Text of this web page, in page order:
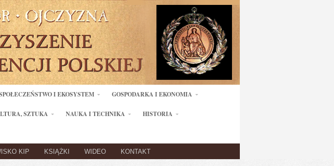
I EKOSYSTEM GOSPODARKA I EKONOMIA
SZTUKA NAUKA I TECHNIKA HISTORIA
KIP KSIĄŻKI WIDEO KONTAKT